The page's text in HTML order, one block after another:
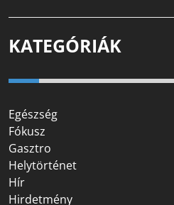
KATEGÓRIÁK
Egészség
Fókusz
Gasztro
Helytörténet
Hír
Hirdetmény